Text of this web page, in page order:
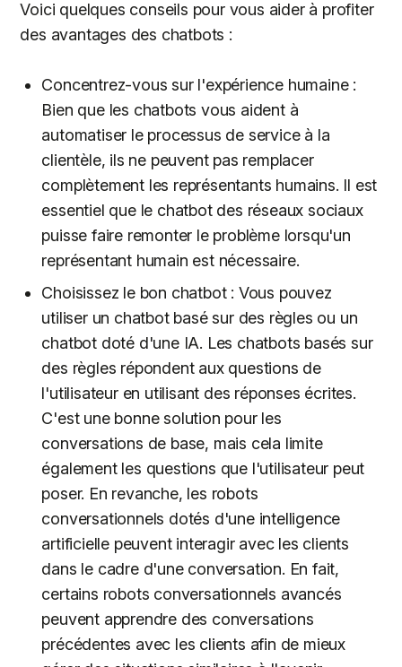
Voici quelques conseils pour vous aider à profiter
des avantages des chatbots :
Concentrez-vous sur l'expérience humaine :
Bien que les chatbots vous aident à
automatiser le processus de service à la
clientèle, ils ne peuvent pas remplacer
complètement les représentants humains. Il est
essentiel que le chatbot des réseaux sociaux
puisse faire remonter le problème lorsqu'un
représentant humain est nécessaire.
Choisissez le bon chatbot : Vous pouvez
utiliser un chatbot basé sur des règles ou un
chatbot doté d'une IA. Les chatbots basés sur
des règles répondent aux questions de
l'utilisateur en utilisant des réponses écrites.
C'est une bonne solution pour les
conversations de base, mais cela limite
également les questions que l'utilisateur peut
poser. En revanche, les robots
conversationnels dotés d'une intelligence
artificielle peuvent interagir avec les clients
dans le cadre d'une conversation. En fait,
certains robots conversationnels avancés
peuvent apprendre des conversations
précédentes avec les clients afin de mieux